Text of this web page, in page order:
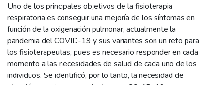
Uno de los principales objetivos de la fisioterapia
respiratoria es conseguir una mejoría de los síntomas en
función de la oxigenación pulmonar, actualmente la
pandemia del COVID-19 y sus variantes son un reto para
los fisioterapeutas, pues es necesario responder en cada
momento a las necesidades de salud de cada uno de los
individuos. Se identificó, por lo tanto, la necesidad de